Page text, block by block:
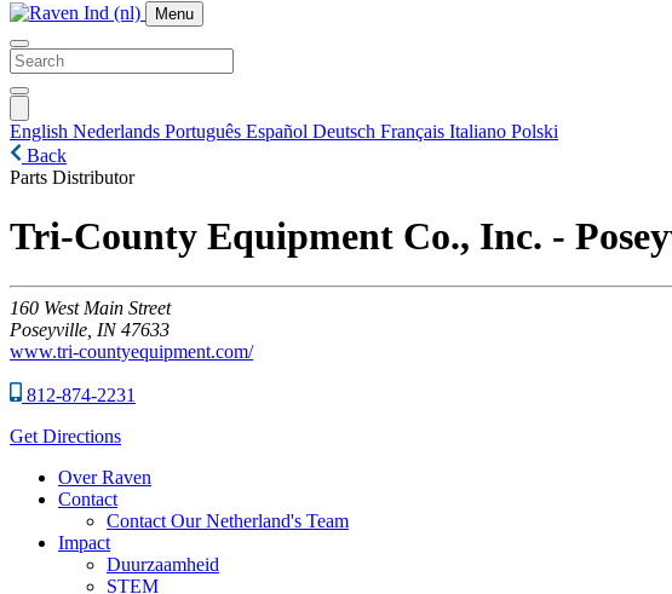
Menu
English Nederlands Português Español Deutsch Français Italiano Polski
Back
Parts Distributor
Tri-County Equipment Co., Inc. -
160 West Main Street
Poseyville, IN 47633
www.tri-countyequipment.com/
812-874-2231
Get Directions
Over Raven
Contact
Contact Our Netherland's Team
Impact
Duurzaamheid
STEM